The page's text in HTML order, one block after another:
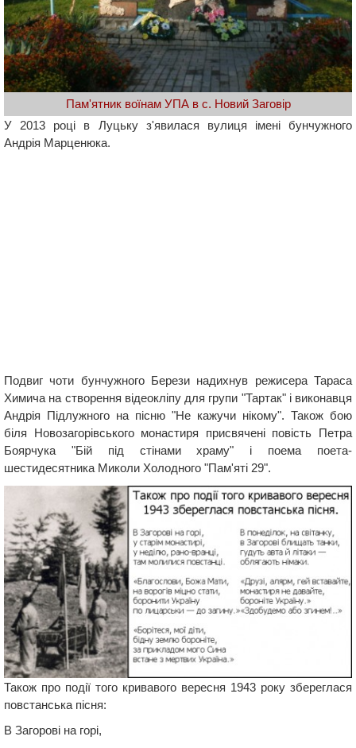
Пам'ятник воїнам УПА в с. Новий Заговір
У 2013 році в Луцьку з'явилася вулиця імені бунчужного
Андрія Марценюка.
Подвиг чоти бунчужного Берези надихнув режисера Тараса
Химича на створення відеокліпу для групи "Тартак" і виконавця
Андрія Підлужного на пісню "Не кажучи нікому". Також бою
біля Новозагорівського монастиря присвячені повість Петра
Боярчука "Бій під стінами храму" і поема поета-
шестидесятника Миколи Холодного "Пам'яті 29".
Також про події того кривавого вересня 1943 року збереглася
повстанська пісня:
В Загорові на горі,